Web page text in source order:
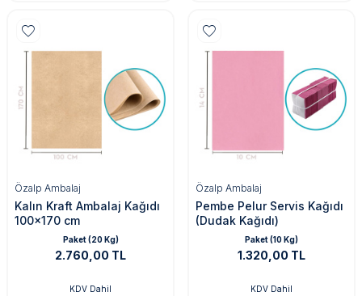
Özalp Ambalaj
Kalın Kraft Ambalaj Kağıdı
100x170 cm
Paket (20 Kg)
2.760,00 TL
KDV Dahil
Özalp Ambalaj
Pembe Pelur Servis Kağıdı
(Dudak Kağıdı)
Paket (10 Kg)
1.320,00 TL
KDV Dahil